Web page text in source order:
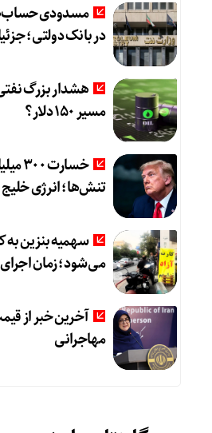
مسدودی
در بانک دولتی؛
هشدار بزرگ
مسیر ۱۵۰ دلار؟
تنش‌ها؛ انرژی
سهمیه بنزین به
می‌شود؛ زمان
آخرین خبر از
مهاجرانی